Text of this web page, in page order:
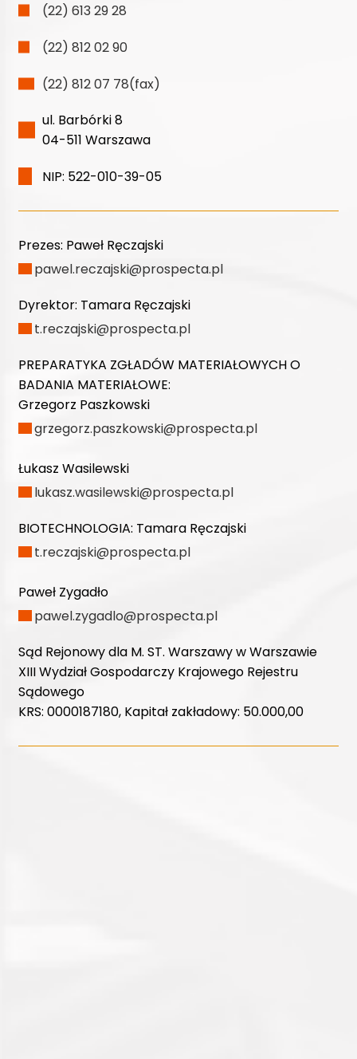
(22) 613 29 28
(22) 812 02 90
(22) 812 07 78(fax)
ul. Barbórki 8
04-511 Warszawa
NIP: 522-010-39-05
Prezes: Paweł Ręczajski
pawel.reczajski@prospecta.pl
Dyrektor: Tamara Ręczajski
t.reczajski@prospecta.pl
PREPARATYKA ZGŁADÓW MATERIAŁOWYCH O
BADANIA MATERIAŁOWE:
Grzegorz Paszkowski
grzegorz.paszkowski@prospecta.pl
Łukasz Wasilewski
lukasz.wasilewski@prospecta.pl
BIOTECHNOLOGIA: Tamara Ręczajski
t.reczajski@prospecta.pl
Paweł Zygadło
pawel.zygadlo@prospecta.pl
Sąd Rejonowy dla M. ST. Warszawy w Warszawie
XIII Wydział Gospodarczy Krajowego Rejestru
Sądowego
KRS: 0000187180, Kapitał zakładowy: 50.000,00